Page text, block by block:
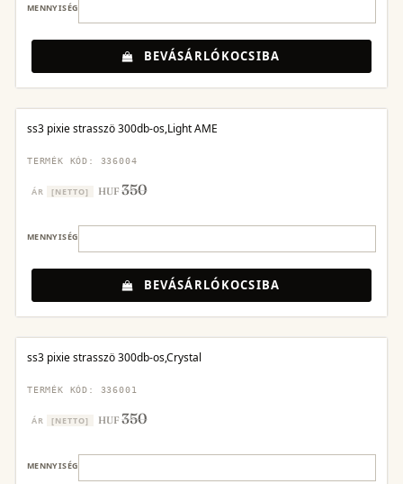
MENNYISÉG
BEVÁSÁRLÓKOCSIBA
ss3 pixie strasszö 300db-os,Light AME
TERMÉK KÓD: 336004
ÁR [NETTO] HUF350
MENNYISÉG
BEVÁSÁRLÓKOCSIBA
ss3 pixie strasszö 300db-os,Crystal
TERMÉK KÓD: 336001
ÁR [NETTO] HUF350
MENNYISÉG